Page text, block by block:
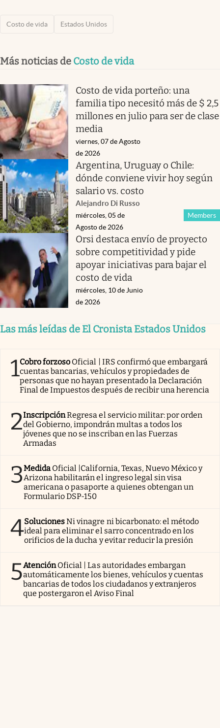
Costo de vida Estados Unidos
Más noticias de Costo de vida
Costo de vida porteño: una
familia tipo necesitó más de $ 2,5
millones en julio para ser de clase
media
viernes, 07 de Agosto
de 2026
Argentina, Uruguay o Chile:
dónde conviene vivir hoy según
salario vs. costo
Alejandro Di Russo
Members
miércoles, 05 de
Agosto de 2026
Orsi destaca envío de proyecto
sobre competitividad y pide
apoyar iniciativas para bajar el
costo de vida
miércoles, 10 de Junio
de 2026
Las más leídas de El Cronista Estados Unidos
1Cobro forzoso Oficial | IRS confirmó que embargará
cuentas bancarias, vehículos y propiedades de
personas que no hayan presentado la Declaración
Final de Impuestos después de recibir una herencia
2InscripciónRegresa el servicio militar: por orden
del Gobierno, impondrán multas a todos los
jóvenes que no se inscriban en las Fuerzas
Armadas
3Medida Oficial |California, Texas, Nuevo México y
Arizona habilitarán el ingreso legal sin visa
americana o pasaporte a quienes obtengan un
Formulario DSP-150
4SolucionesNi vinagre ni bicarbonato: el método
ideal para eliminar el sarro concentrado en los
orificios de la ducha y evitar reducir la presión
5AtenciónOficial | Las autoridades embargan
automáticamente los bienes, vehículos y cuentas
bancarias de todos los ciudadanos y extranjeros
que postergaron el Aviso Final